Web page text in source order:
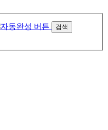
검색